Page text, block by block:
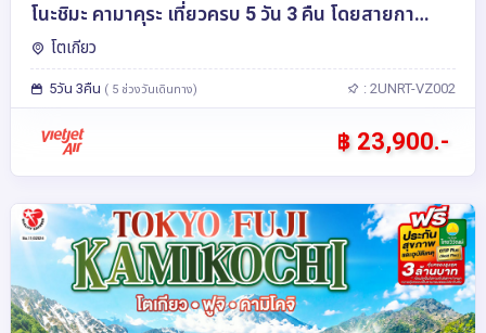
โนะชิมะ คามาคุระ เที่ยวครบ 5 วัน 3 คืน โดยสายกา
รบินเวียตเจ็ทแอร์ [VZ]
โตเกียว
5วัน 3คืน ( 5 ช่วงวันเดินทาง) : 2UNRT-VZ002
฿ 23,900.-